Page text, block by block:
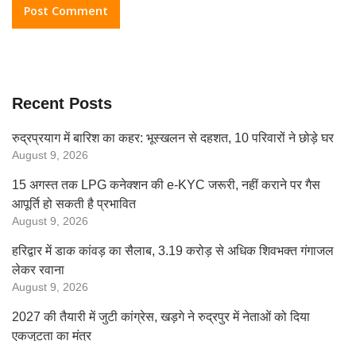
Recent Posts
रुद्रप्रयाग में बारिश का कहर: भूस्खलन से दहशत, 10 परिवारों ने छोड़े घर
August 9, 2026
15 अगस्त तक LPG कनेक्शन की e-KYC जरूरी, नहीं कराने पर गैस
आपूर्ति हो सकती है प्रभावित
August 9, 2026
हरिद्वार में डाक कांवड़ का सैलाब, 3.19 करोड़ से अधिक शिवभक्त गंगाजल
लेकर रवाना
August 9, 2026
2027 की तैयारी में जुटी कांग्रेस, खड़गे ने रुद्रपुर में नेताओं को दिया
एकजुटता का मंत्र